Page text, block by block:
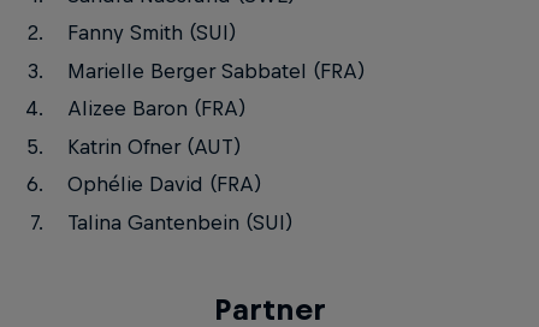
Fanny Smith (SUI)
Marielle Berger Sabbatel (FRA)
Alizee Baron (FRA)
Katrin Ofner (AUT)
Ophélie David (FRA)
Talina Gantenbein (SUI)
Partner